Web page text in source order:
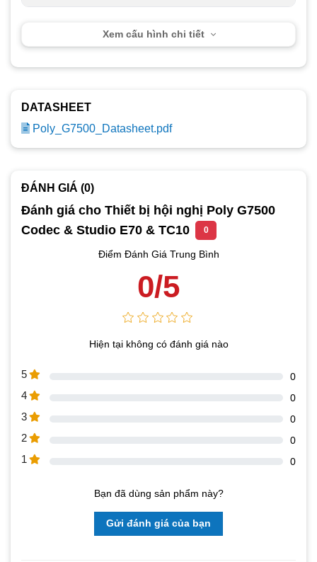
Xem cấu hình chi tiết
DATASHEET
Poly_G7500_Datasheet.pdf
ĐÁNH GIÁ (0)
Đánh giá cho Thiết bị hội nghị Poly G7500
Codec & Studio E70 & TC10
0
Điểm Đánh Giá Trung Bình
0/5
Hiện tại không có đánh giá nào
5 0
4 0
3 0
2 0
1 0
Bạn đã dùng sản phẩm này?
Gửi đánh giá của bạn